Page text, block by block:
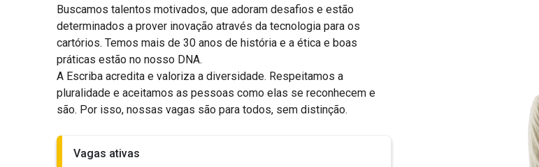
Buscamos talentos motivados, que adoram desafios e estão
determinados a prover inovação através da tecnologia para os
cartórios. Temos mais de 30 anos de história e a ética e boas
práticas estão no nosso DNA.
A Escriba acredita e valoriza a diversidade. Respeitamos a
pluralidade e aceitamos as pessoas como elas se reconhecem e
são. Por isso, nossas vagas são para todos, sem distinção.
Vagas ativas